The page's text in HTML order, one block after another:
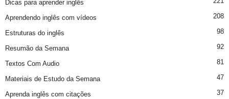
Dicas para aprender inglês
Aprendendo inglês com vídeos 208
Estruturas do inglês 98
Resumão da Semana 92
Textos Com Audio 81
Materiais de Estudo da Semana 47
Aprenda inglês com citações 37